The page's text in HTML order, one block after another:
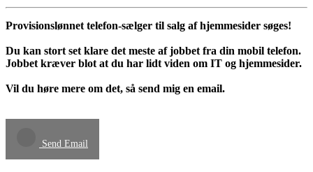
Provisionslønnet telefon-sælger til salg af hjemmesider søges!
Du kan stort set klare det meste af jobbet fra din mobil telefon.
Jobbet kræver blot at du har lidt viden om IT og hjemmesider.
Vil du høre mere om det, så send mig en email.
Send Email